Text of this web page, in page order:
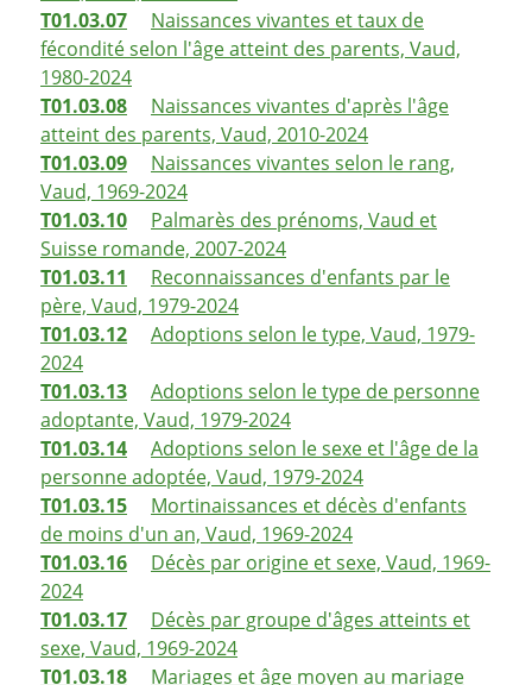
T01.03.07
Naissances vivantes et taux de
fécondité selon l'âge atteint des parents, Vaud,
1980-2024
T01.03.08
Naissances vivantes d'après l'âge
atteint des parents, Vaud, 2010-2024
T01.03.09
Naissances vivantes selon le rang,
Vaud, 1969-2024
T01.03.10
Palmarès des prénoms, Vaud et
Suisse romande, 2007-2024
T01.03.11
Reconnaissances d'enfants par le
père, Vaud, 1979-2024
T01.03.12
Adoptions selon le type, Vaud, 1979-
2024
T01.03.13
Adoptions selon le type de personne
adoptante, Vaud, 1979-2024
T01.03.14
Adoptions selon le sexe et l'âge de la
personne adoptée, Vaud, 1979-2024
T01.03.15
Mortinaissances et décès d'enfants
de moins d'un an, Vaud, 1969-2024
T01.03.16
Décès par origine et sexe, Vaud, 1969-
2024
T01.03.17
Décès par groupe d'âges atteints et
sexe, Vaud, 1969-2024
T01.03.18
Mariages et âge moyen au mariage